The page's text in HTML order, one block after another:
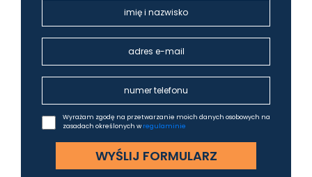
Wyrażam zgodę na przetwarzanie moich danych osobowych na
zasadach określonych wregulaminie